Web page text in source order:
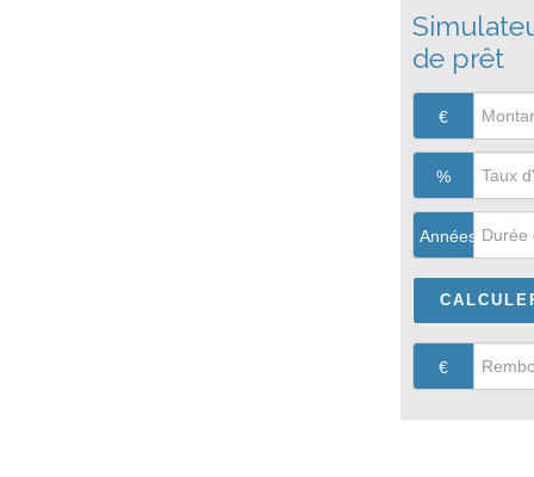
de prêt
€
%
Années
€